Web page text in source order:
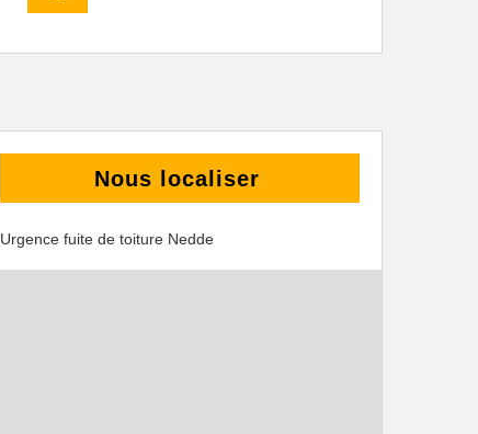
Nous localiser
Urgence fuite de toiture Nedde